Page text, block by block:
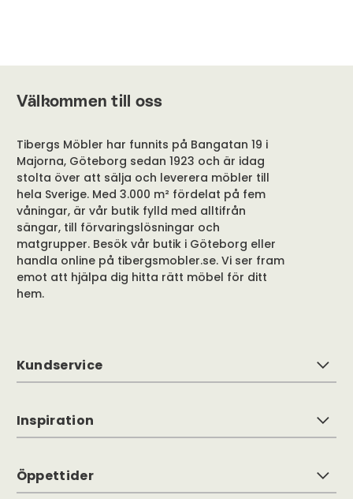
Välkommen till oss
Tibergs Möbler har funnits på Bangatan 19 i
Majorna, Göteborg sedan 1923 och är idag
stolta över att sälja och leverera möbler till
hela Sverige. Med 3.000 m² fördelat på fem
våningar, är vår butik fylld med alltifrån
sängar, till förvaringslösningar och
matgrupper. Besök vår butik i Göteborg eller
handla online på tibergsmobler.se. Vi ser fram
emot att hjälpa dig hitta rätt möbel för ditt
hem.
Kundservice
Inspiration
Öppettider